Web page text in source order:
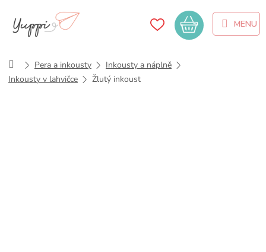
obsah
Nákupní
košík
DomůPera a inkousty
Inkousty a náplně
Inkousty v lahvičce
Žlutý inkoust